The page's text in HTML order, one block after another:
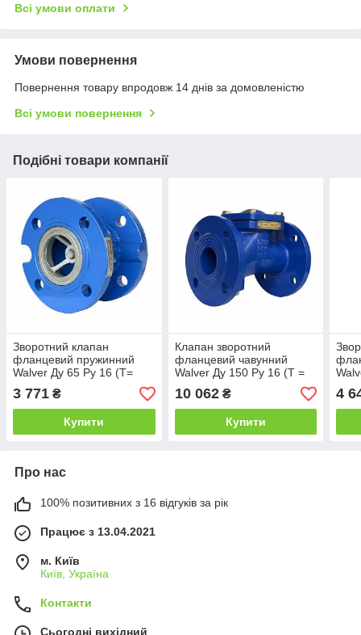
Всі умови оплати
Умови повернення
Повернення товару впродовж 14 днів за домовленістю
Всі умови повернення
Подібні товари компанії
Зворотний клапан
фланцевий пружинний
Walver Ду 65 Ру 16 (Т=
-10..+120 °С)
3 771 ₴
Купити
Клапан зворотний
фланцевий чавунний
Walver Ду 150 Ру 16 (Т =
80 °С)
10 062₴
Купити
-
4
Про нас
100% позитивних з 16 відгуків за рік
Працює з 13.04.2021
м. Київ
Київ, Україна
Контакти
Сьогодні вихідний